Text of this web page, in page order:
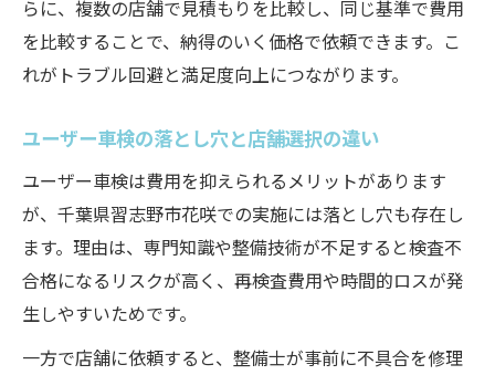
らに、複数の店舗で見積もりを比較し、同じ基準で費用
を比較することで、納得のいく価格で依頼できます。こ
れがトラブル回避と満足度向上につながります。
ユーザー車検の落とし穴と店舗選択の違い
ユーザー車検は費用を抑えられるメリットがあります
が、千葉県習志野市花咲での実施には落とし穴も存在し
ます。理由は、専門知識や整備技術が不足すると検査不
合格になるリスクが高く、再検査費用や時間的ロスが発
生しやすいためです。
一方で店舗に依頼すると、整備士が事前に不具合を修理